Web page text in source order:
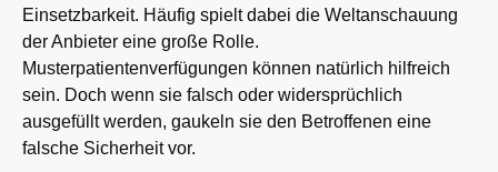
Einsetzbarkeit. Häufig spielt dabei die Weltanschauung
der Anbieter eine große Rolle.
Musterpatientenverfügungen können natürlich hilfreich
sein. Doch wenn sie falsch oder widersprüchlich
ausgefüllt werden, gaukeln sie den Betroffenen eine
falsche Sicherheit vor.